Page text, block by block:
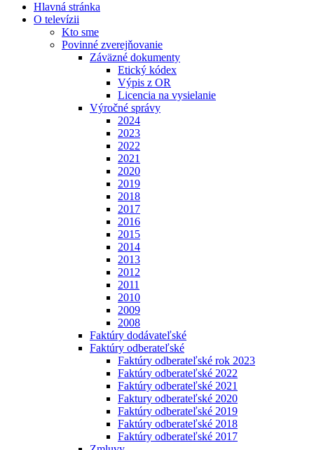
Hlavná stránka
O televízii
Kto sme
Povinné zverejňovanie
Záväzné dokumenty
Etický kódex
Výpis z OR
Licencia na vysielanie
Výročné správy
2024
2023
2022
2021
2020
2019
2018
2017
2016
2015
2014
2013
2012
2011
2010
2009
2008
Faktúry dodávateľské
Faktúry odberateľské
Faktúry odberateľské rok 2023
Faktúry odberateľské 2022
Faktúry odberateľské 2021
Faktury odberateľské 2020
Faktúry odberateľské 2019
Faktúry odberateľské 2018
Faktúry odberateľské 2017